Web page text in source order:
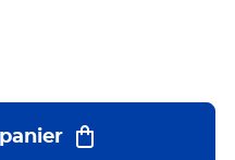
: Le pied de table
géométrique pour
Et il s'adapte à
pieds de table, le plateau de
: Acier
x (42-43) cm (l x